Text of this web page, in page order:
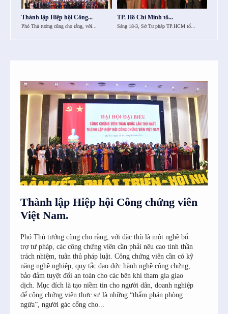
Thành lập Hiệp hội Công...
Phó Thủ tướng cũng cho rằng, với...
TP. Hồ Chí Minh tổ...
Sáng 18-3, Sở Tư pháp TP.HCM tổ...
Thành lập Hiệp hội Công chứng viên
Việt Nam.
Phó Thủ tướng cũng cho rằng, với đặc thù là một nghề bổ
trợ tư pháp, các công chứng viên cần phải nêu cao tinh thần
trách nhiệm, tuân thủ pháp luật. Công chứng viên cần có kỹ
năng nghề nghiệp, quy tắc đạo đức hành nghề công chứng,
bảo đảm tuyệt đối an toàn cho các bên khi tham gia giao
dịch. Mục đích là tạo niềm tin cho người dân, doanh nghiệp
để công chứng viên thực sự là những “thẩm phán phòng
ngừa”, người gác cổng cho...